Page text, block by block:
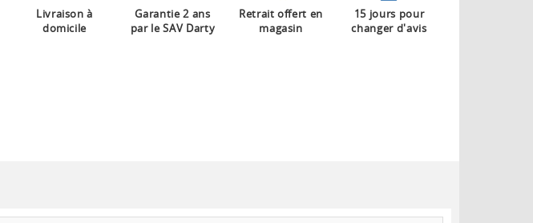
Livraison à
domicile
Garantie 2 ans
par le SAV Darty
Retrait offert en
magasin
15 jours pour
changer d'avis